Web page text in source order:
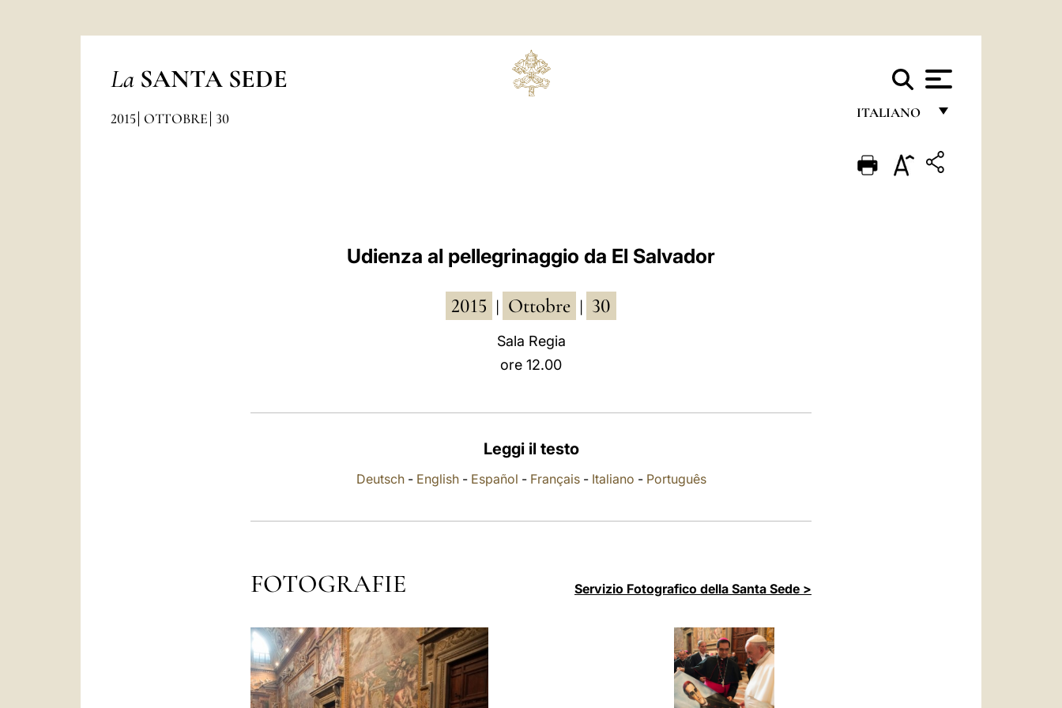
La SANTA SEDE
ITALIANO
ENGLISH
2015 OTTOBRE 30
Udienza al pellegrinaggio da El Salvador
2015 Ottobre 30
Sala Regia
ore 12.00
Leggi il testo
Deutsch- English- Español - Français- Italiano - Português
FOTOGRAFIE Servizio Fotografico della Santa Sede >